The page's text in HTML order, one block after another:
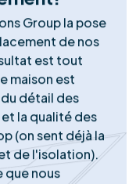
la pose. Notre
répondre à
après-vente et